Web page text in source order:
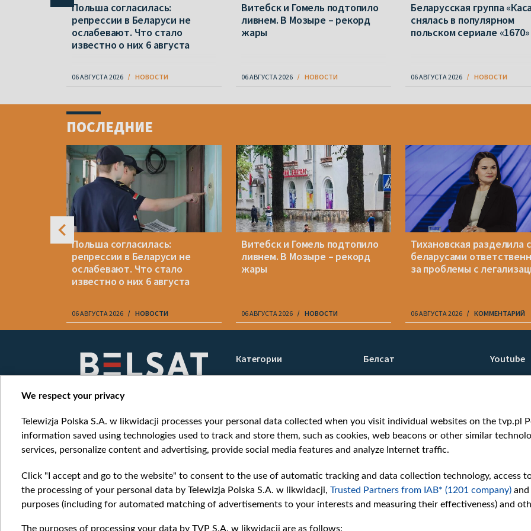
Польша согласилась:
репрессии в Беларуси не
ослабевают. Что стало
известно о них 6 августа
06 АВГУСТА 2026 НОВОСТИ
Витебск и Гомель подтопило
ливнем. В Мозыре – рекорд
жары
06 АВГУСТА 2026 НОВОСТИ
Беларусская группа
снялась в популярном
польском сериале «1670»
06 АВГУСТА 2026 НОВОСТИ
ПОСЛЕДНИЕ
Польша согласилась:
репрессии в Беларуси не
ослабевают. Что стало
известно о них 6 августа
06 АВГУСТА 2026 НОВОСТИ
Витебск и Гомель подтопило
ливнем. В Мозыре – рекорд
жары
06 АВГУСТА 2026 НОВОСТИ
Тихановская разделила с
беларусами
за проблемы с
06 АВГУСТА 2026 КОММЕНТАРИЙ
10
Категории
Новости
Онлайн
Белсат
О нас
Ценности «Белсата»
Как нас смотреть
Награды
Как нас поддержать
Давление со стороны
беларусских властей
Youtube
Белсат
Belsat
Biełsat PL
Белсат
Белсат
Белсат
We respect your privacy
Telewizja Polska S.A. w likwidacji processes your personal data collected when you visit individual websites on the tvp.pl
information saved using technologies used to track and store them, such as cookies, web beacons or other similar
services, personalize content and advertising, provide social media features and analyze Internet traffic.
Click "I accept and go to the website" to consent to the use of automatic tracking and data collection technology, access
the processing of your personal data by Telewizja Polska S.A. w likwidacji, Trusted Partners from IAB* (1201 company)
purposes (including for automated matching of advertisements to your interests and measuring their effectiveness) and
The purposes of processing your data by TVP S.A. w likwidacji are as follows: